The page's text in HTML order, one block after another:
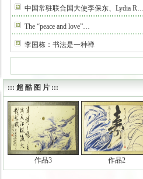
中国常驻联合国大使李保东、Lydia
The “peace and love”…
李国栋：书法是一种禅
::: 超 酷 图 片 :::
作品3 作品2